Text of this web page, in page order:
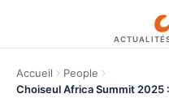
Accueil
People
Choiseul Africa Summit 2025